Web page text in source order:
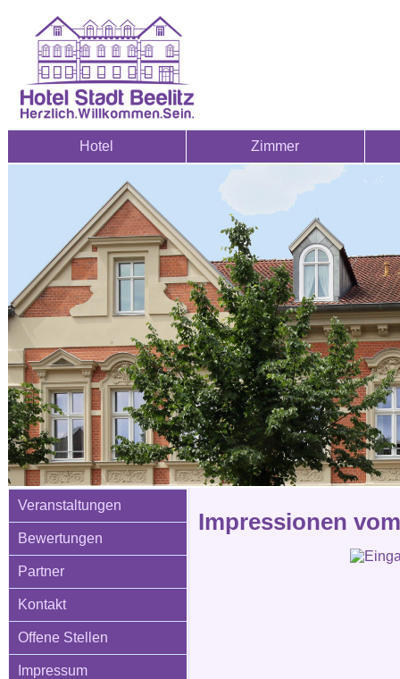
Hotel Zimmer
Veranstaltungen
Bewertungen
Partner
Kontakt
Offene Stellen
Impressum
Impressionen